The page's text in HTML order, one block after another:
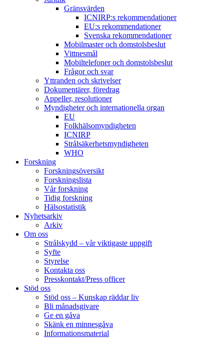
Gränsvärden
ICNIRP:s rekommendationer
EU:s rekommendationer
Svenska rekommendationer
Mobilmaster och domstolsbeslut
Vittnesmål
Mobiltelefoner och domstolsbeslut
Frågor och svar
Yttranden och skrivelser
Dokumentärer, föredrag
Appeller, resolutioner
Myndigheter och internationella organ
EU
Folkhälsomyndigheten
ICNIRP
Strålsäkerhetsmyndigheten
WHO
Forskning
Forskningsöversikt
Forskningslista
Vår forskning
Tidig forskning
Hälsostatistik
Nyhetsarkiv
Arkiv
Om oss
Strålskydd – vår viktigaste uppgift
Syfte
Styrelse
Kontakta oss
Presskontakt/Press officer
Stöd oss
Stöd oss – Kunskap räddar liv
Bli månadsgivare
Ge en gåva
Skänk en minnesgåva
Informationsmaterial